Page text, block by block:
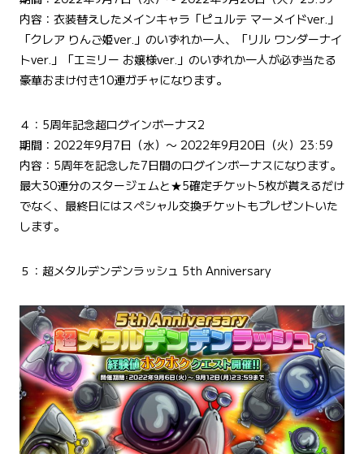
内容：衣装替えしたメインキャラ「ピュルテ マーメイドver.」
「クレア りんご姫ver.」のいずれか一人、「リル ワンダーナイ
トver.」「エミリー お嬢様ver.」のいずれか一人が必ず当たる
豪華おまけ付き10連ガチャになります。
４：5周年記念超ログインボーナス2
期間：2022年9月7日（水）〜 2022年9月20日（火）23:59
内容：5周年を記念した7日間のログインボーナスになります。
最大30連分のスタージェムと★5確定チケット5枚が貰えるだけ
でなく、最終日にはスペシャル交換チケットもプレゼントいた
します。
５：超メタルデンデンラッシュ 5th Anniversary